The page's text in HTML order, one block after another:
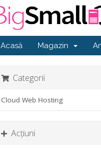
Acasă Magazin
Categorii
Cloud Web Hosting
Acțiuni